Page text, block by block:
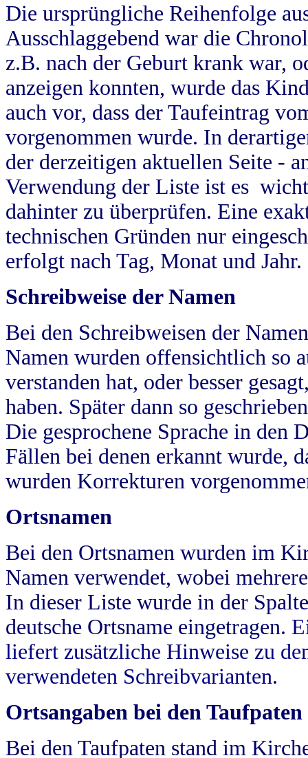
Die ursprüngliche Reihenfolge
Ausschlaggebend war die
z.B. nach der Geburt krank war,
anzeigen konnten, wurde das
auch vor, dass der Taufeintrag
vorgenommen wurde. In
der derzeitigen aktuellen Seite -
Verwendung der Liste ist es
dahinter zu überprüfen. Eine
technischen Gründen nur
erfolgt nach Tag, Monat und Jahr.
Schreibweise der Namen
Bei den Schreibweisen der
Namen wurden offensichtlich so
verstanden hat, oder besser
haben. Später dann so
Die gesprochene Sprache in
Fällen bei denen erkannt wurde,
wurden Korrekturen
Ortsnamen
Bei den Ortsnamen wurden im
Namen verwendet, wobei
In dieser Liste wurde in der
deutsche Ortsname eingetragen.
liefert zusätzliche Hinweise zu
verwendeten Schreibvarianten.
Ortsangaben bei den Taufpaten
Bei den Taufpaten stand im